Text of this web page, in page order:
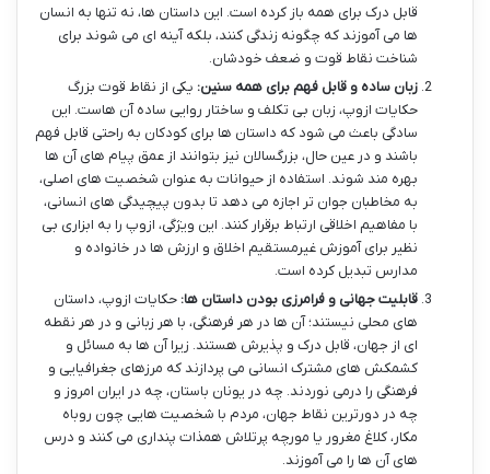
قابل درک برای همه باز کرده است. این داستان ها، نه تنها به انسان
ها می آموزند که چگونه زندگی کنند، بلکه آینه ای می شوند برای
شناخت نقاط قوت و ضعف خودشان.
زبان ساده و قابل فهم برای همه سنین: یکی از نقاط قوت بزرگ
حکایات ازوپ، زبان بی تکلف و ساختار روایی ساده آن هاست. این
سادگی باعث می شود که داستان ها برای کودکان به راحتی قابل فهم
باشند و در عین حال، بزرگسالان نیز بتوانند از عمق پیام های آن ها
بهره مند شوند. استفاده از حیوانات به عنوان شخصیت های اصلی،
به مخاطبان جوان تر اجازه می دهد تا بدون پیچیدگی های انسانی،
با مفاهیم اخلاقی ارتباط برقرار کنند. این ویژگی، ازوپ را به ابزاری بی
نظیر برای آموزش غیرمستقیم اخلاق و ارزش ها در خانواده و
مدارس تبدیل کرده است.
قابلیت جهانی و فرامرزی بودن داستان ها: حکایات ازوپ، داستان
های محلی نیستند؛ آن ها در هر فرهنگی، با هر زبانی و در هر نقطه
ای از جهان، قابل درک و پذیرش هستند. زیرا آن ها به مسائل و
کشمکش های مشترک انسانی می پردازند که مرزهای جغرافیایی و
فرهنگی را درمی نوردند. چه در یونان باستان، چه در ایران امروز و
چه در دورترین نقاط جهان، مردم با شخصیت هایی چون روباه
مکار، کلاغ مغرور یا مورچه پرتلاش همذات پنداری می کنند و درس
های آن ها را می آموزند.